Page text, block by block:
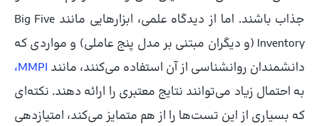
جذاب باشند. اما از دیدگاه علمی، ابزارهایی مانند Big Five
Inventory (و دیگران مبتنی بر مدل پنج عاملی) و مواردی که
دانشمندان روانشناسی از آن استفاده می‌کنند، مانند
به احتمال زیاد می‌توانند نتایج معتبری را ارائه دهند. نکته‌ای
که بسیاری از این تست‌ها را از هم متمایز می‌کند، امتیازدهی